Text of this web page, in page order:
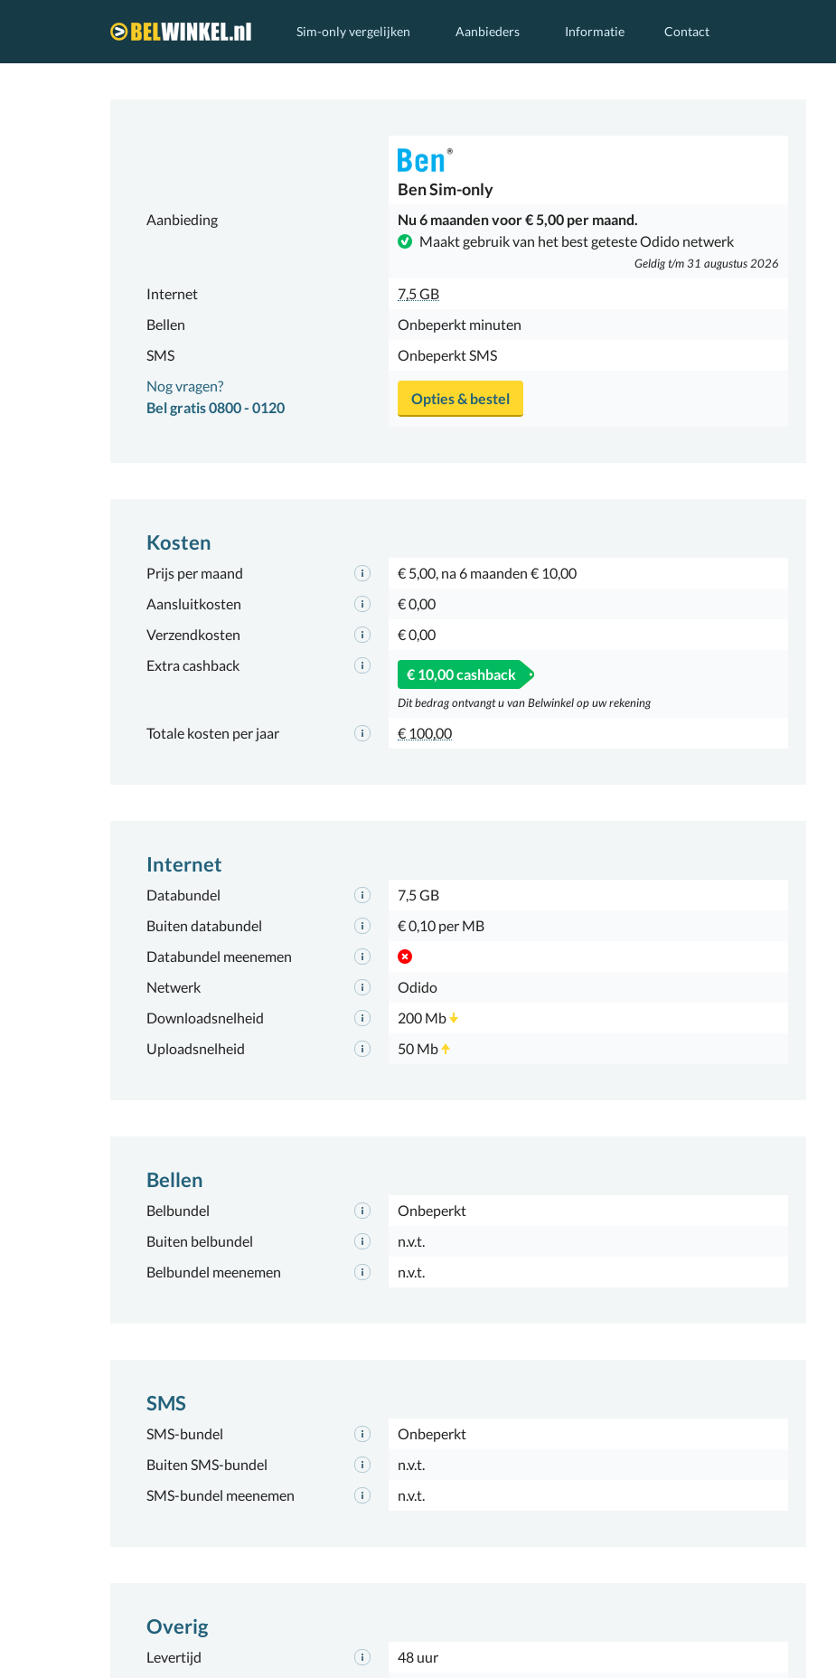
Sim-only vergelijken Aanbieders Informatie Contact
BenSim-only
Aanbieding
Nu 6 maanden voor € 5,00 per maand.
Maakt gebruik van het best geteste Odido netwerk
Geldig t/m 31 augustus 2026
Internet
7,5 GB
Bellen
Onbeperkt minuten
SMS
Onbeperkt SMS
Nog vragen?
Bel gratis 0800 - 0120
Opties & bestel
Kosten
Prijs per maand
€ 5,00, na 6 maanden € 10,00
Aansluitkosten
€ 0,00
Verzendkosten
€ 0,00
Extra cashback
€ 10,00 cashback
Dit bedrag ontvangt u van Belwinkel op uw rekening
Totale kosten per jaar € 100,00
Internet
Databundel
7,5 GB
Buiten databundel
€ 0,10 per MB
Databundel meenemen
Netwerk
Odido
Downloadsnelheid
200 Mb
Uploadsnelheid
50 Mb
Bellen
Belbundel
Onbeperkt
Buiten belbundel
n.v.t.
Belbundel meenemen
n.v.t.
SMS
SMS-bundel
Onbeperkt
Buiten SMS-bundel
n.v.t.
SMS-bundel meenemen
n.v.t.
Overig
Levertijd
48 uur